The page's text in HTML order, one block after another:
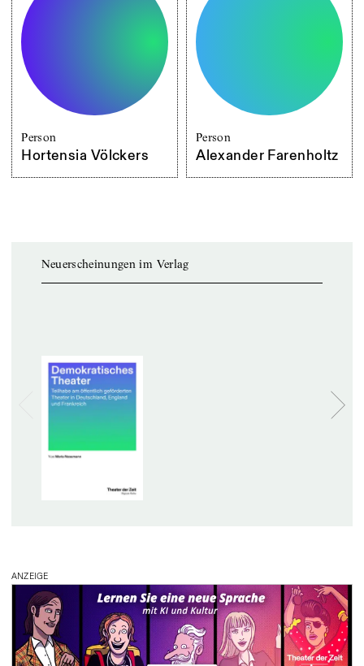
Person
Hortensia Völckers
Person
Alexander Farenholtz
Neuerscheinungen im Verlag
ANZEIGE